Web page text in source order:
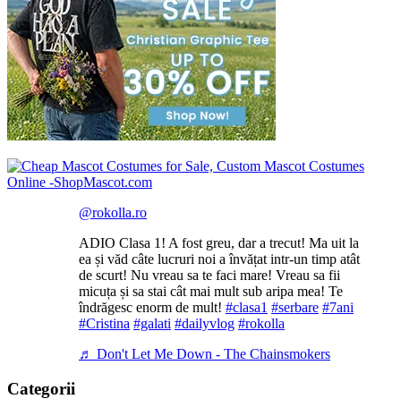
@rokolla.ro
ADIO Clasa 1! A fost greu, dar a trecut! Ma uit la
ea și văd câte lucruri noi a învățat intr-un timp atât
de scurt! Nu vreau sa te faci mare! Vreau sa fii
micuța și sa stai cât mai mult sub aripa mea! Te
îndrăgesc enorm de mult! #clasa1 #serbare #7ani
#Cristina #galati #dailyvlog #rokolla
♬ Don't Let Me Down - The Chainsmokers
Categorii